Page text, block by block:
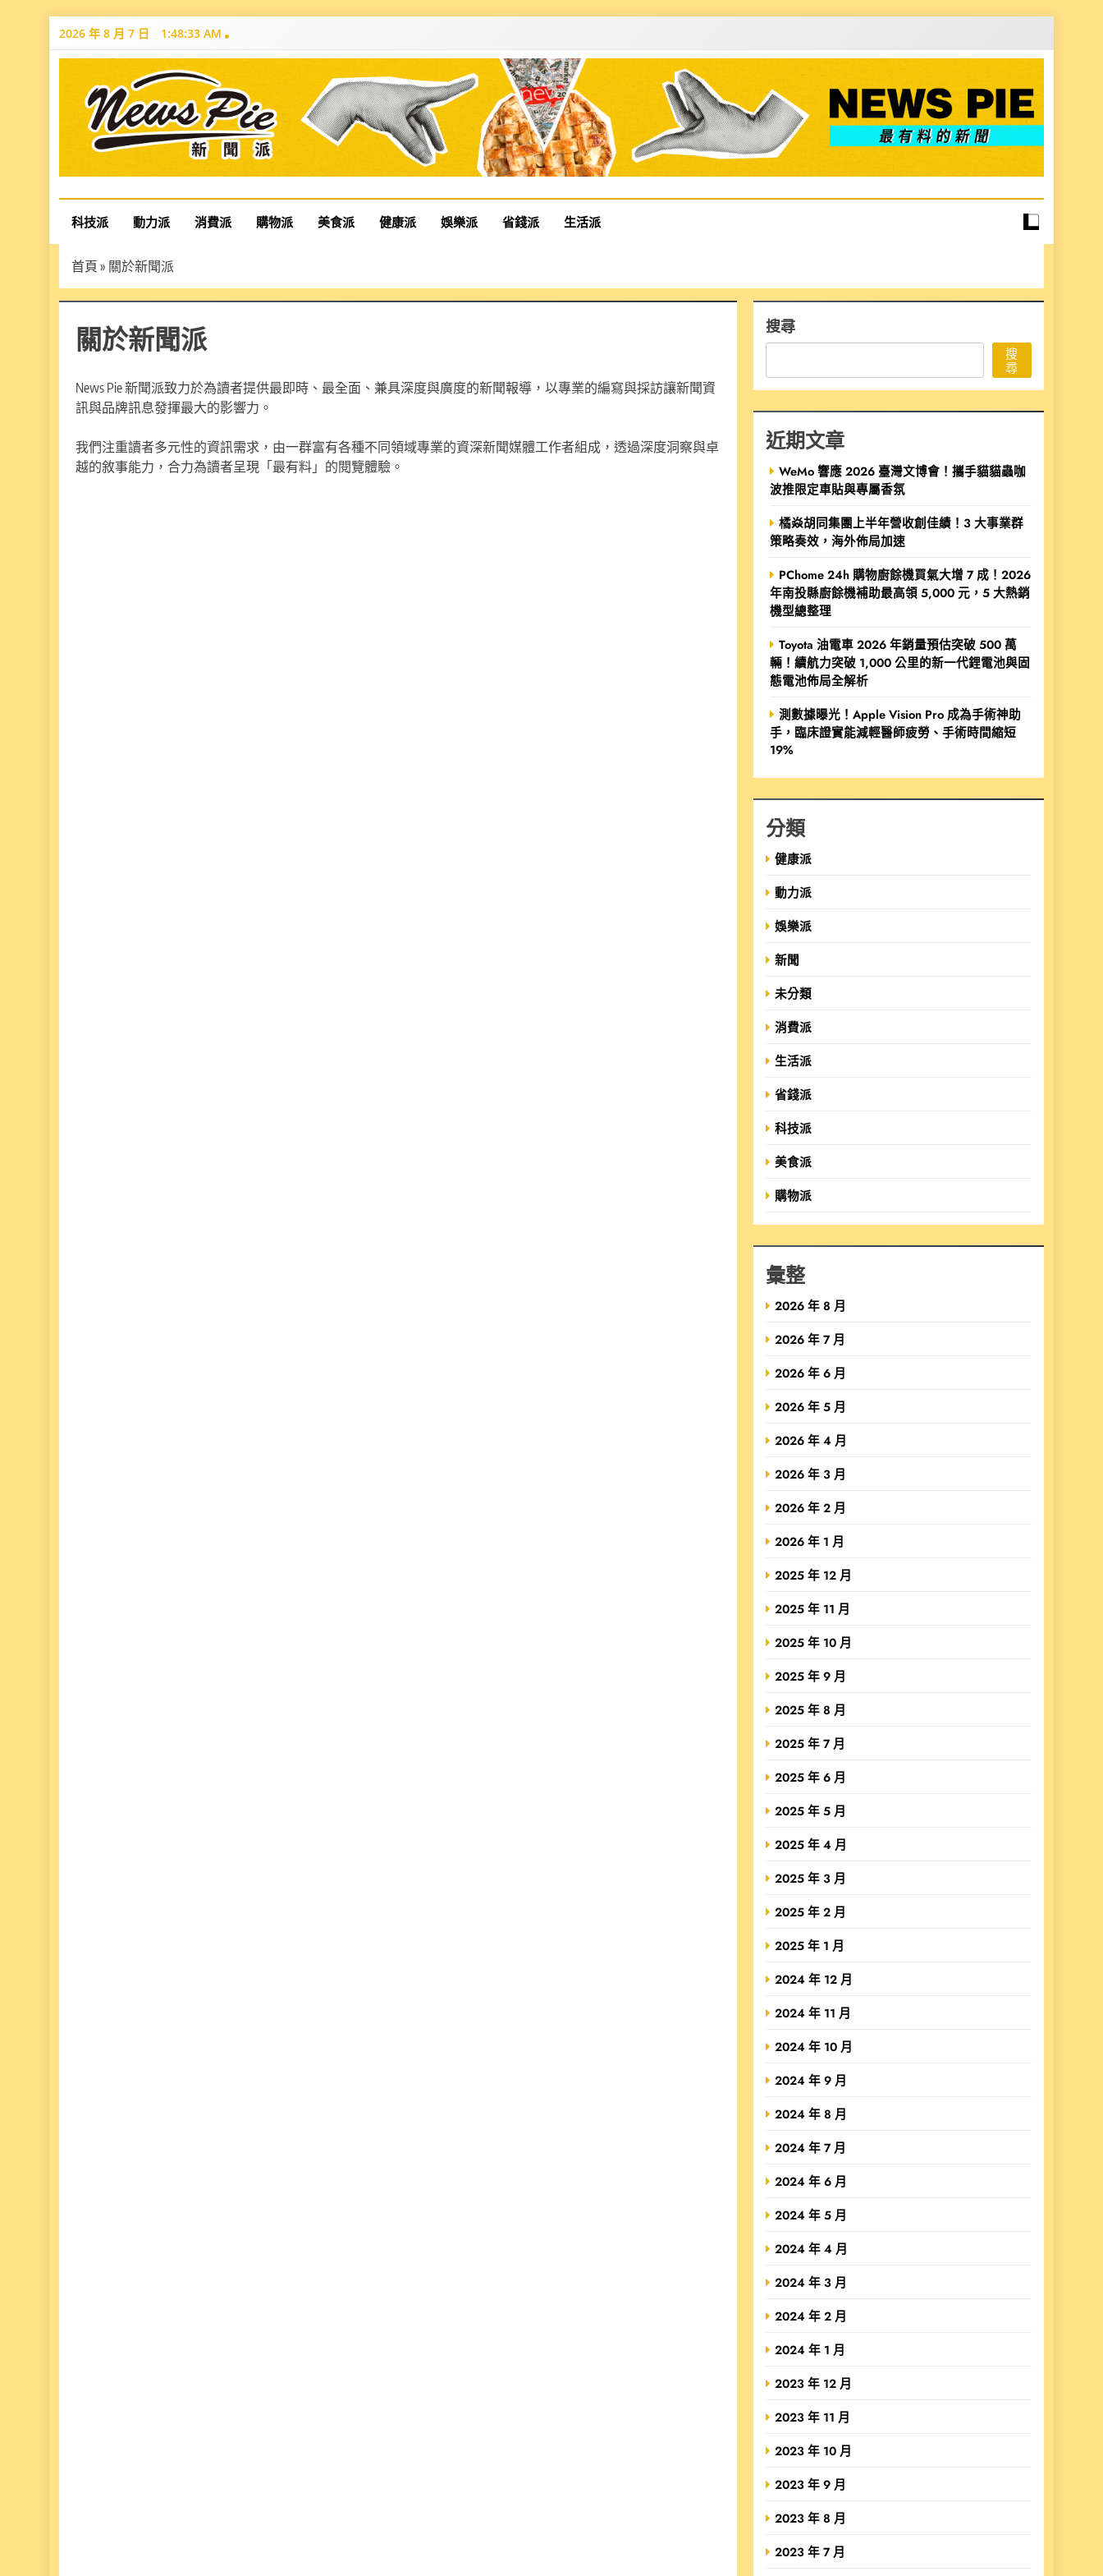
Skip
2026 年 8 月 7 日 1:48:34 AM
News Pie
最有料的新聞
科技派 動力派 消費派 購物派 美食派 健康派 娛樂派 省錢派 生活派
首頁 » 關於新聞派
關於新聞派
News Pie 新聞派致力於為讀者提供最即時、最全面、兼具深度與廣度的新聞報導，以專業的編寫與採訪讓新聞資
訊與品牌訊息發揮最大的影響力。
我們注重讀者多元性的資訊需求，由一群富有各種不同領域專業的資深新聞媒體工作者組成，透過深度洞察與卓
越的敘事能力，合力為讀者呈現「最有料」的閱覽體驗。
搜尋
搜
尋
近期文章
WeMo 響應 2026 臺灣文博會！攜手貓貓蟲咖
波推限定車貼與專屬香氛
橘焱胡同集團上半年營收創佳績！3 大事業群
策略奏效，海外佈局加速
PChome 24h 購物廚餘機買氣大增 7 成！2026
年南投縣廚餘機補助最高領 5,000 元，5 大熱銷
機型總整理
Toyota 油電車 2026 年銷量預估突破 500 萬
輛！續航力突破 1,000 公里的新一代鋰電池與固
態電池佈局全解析
測數據曝光！Apple Vision Pro 成為手術神助
手，臨床證實能減輕醫師疲勞、手術時間縮短
19%
分類
健康派
動力派
娛樂派
新聞
未分類
消費派
生活派
省錢派
科技派
美食派
購物派
彙整
2026 年 8 月
2026 年 7 月
2026 年 6 月
2026 年 5 月
2026 年 4 月
2026 年 3 月
2026 年 2 月
2026 年 1 月
2025 年 12 月
2025 年 11 月
2025 年 10 月
2025 年 9 月
2025 年 8 月
2025 年 7 月
2025 年 6 月
2025 年 5 月
2025 年 4 月
2025 年 3 月
2025 年 2 月
2025 年 1 月
2024 年 12 月
2024 年 11 月
2024 年 10 月
2024 年 9 月
2024 年 8 月
2024 年 7 月
2024 年 6 月
2024 年 5 月
2024 年 4 月
2024 年 3 月
2024 年 2 月
2024 年 1 月
2023 年 12 月
2023 年 11 月
2023 年 10 月
2023 年 9 月
2023 年 8 月
2023 年 7 月